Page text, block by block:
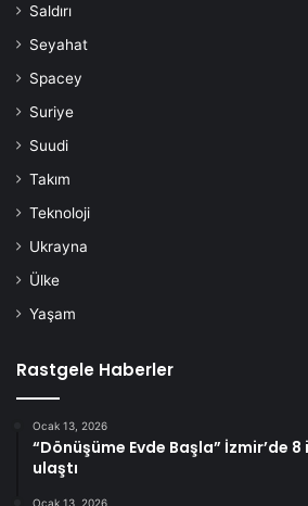
Saldırı
Seyahat
Spacey
Suriye
Suudi
Takım
Teknoloji
Ukrayna
Ülke
Yaşam
Rastgele Haberler
Ocak 13, 2026
“Dönüşüme Evde Başla” İzmir’de
ulaştı
Ocak 13, 2026